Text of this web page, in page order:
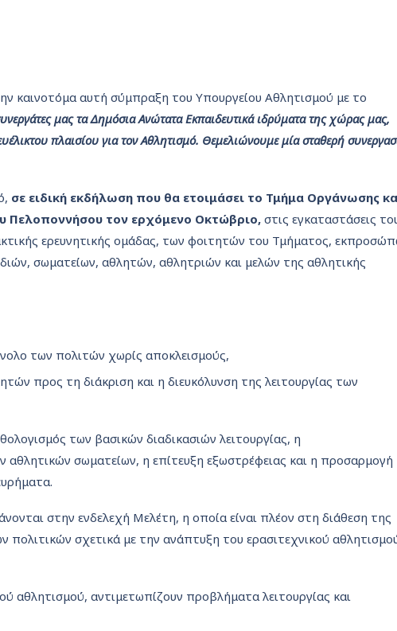
καινοτόμα αυτή σύμπραξη του Υπουργείου Αθλητισμού με το
μας τα Δημόσια Ανώτατα Εκπαιδευτικά ιδρύματα της χώρας μας,
πλαισίου για τον Αθλητισμό. Θεμελιώνουμε μία σταθερή
σε ειδική εκδήλωση που θα ετοιμάσει το Τμήμα Οργάνωσης
Πελοποννήσου τον ερχόμενο Οκτώβριο, στις εγκαταστάσεις
ερευνητικής ομάδας, των φοιτητών του Τμήματος,
σωματείων, αθλητών, αθλητριών και μελών της αθλητικής
των πολιτών χωρίς αποκλεισμούς,
προς τη διάκριση και η διευκόλυνση της λειτουργίας των
των βασικών διαδικασιών λειτουργίας, η
αθλητικών σωματείων, η επίτευξη εξωστρέφειας και η προσαρμογή
στην ενδελεχή Μελέτη, η οποία είναι πλέον στη διάθεση της
πολιτικών σχετικά με την ανάπτυξη του ερασιτεχνικού
αθλητισμού, αντιμετωπίζουν προβλήματα λειτουργίας και